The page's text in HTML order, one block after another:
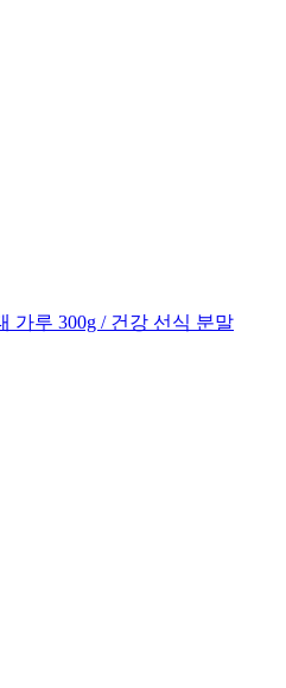
가루 300g / 건강 선식 분말